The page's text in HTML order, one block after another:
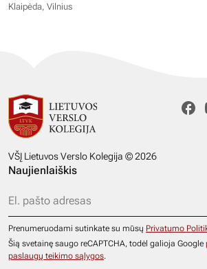
Klaipėda, Vilnius
VŠĮ Lietuvos Verslo Kolegija © 2026
Naujienlaiškis
Prenumeruodami sutinkate su mūsų Privatumo
Šią svetainę saugo reCAPTCHA, todėl galioja Google
paslaugų teikimo sąlygos.